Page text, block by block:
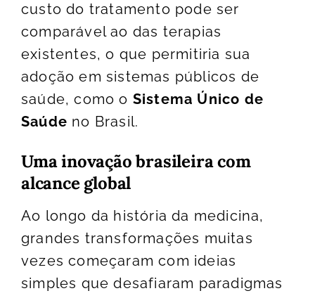
custo do tratamento pode ser
comparável ao das terapias
existentes, o que permitiria sua
adoção em sistemas públicos de
saúde, como o Sistema Único de
Saúde no Brasil.
Uma inovação brasileira com
alcance global
Ao longo da história da medicina,
grandes transformações muitas
vezes começaram com ideias
simples que desafiaram paradigmas